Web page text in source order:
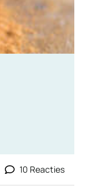
10 Reacties